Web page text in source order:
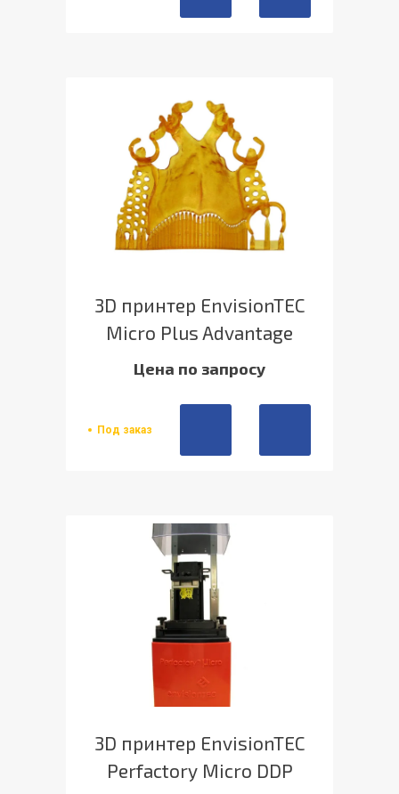
3D принтер EnvisionTEC
Micro Plus Advantage
Цена по запросу
Под заказ
3D принтер EnvisionTEC
Perfactory Micro DDP